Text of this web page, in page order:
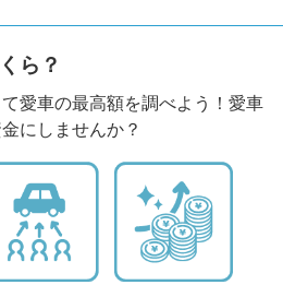
ら？
愛車の最高額を調べよう！愛車
にしませんか？